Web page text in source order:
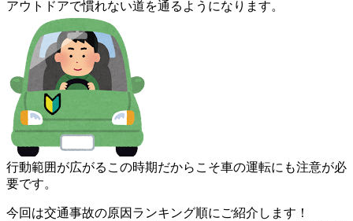
アウトドアで慣れない道を通るようになります。
行動範囲が広がるこの時期だからこそ車の運転にも注意が必
要です。
今回は交通事故の原因ランキング順にご紹介します！